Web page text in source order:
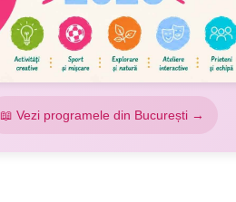
📖 Vezi programele din București →